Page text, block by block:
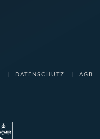
DATENSCHUTZ AGB